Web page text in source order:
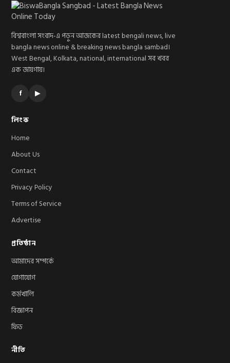
বিশ্ববাংলা সংবাদ-এ পড়ুন আজকের latest bengali news, live
bangla news online & breaking news bangla sambad।
West Bengal, Kolkata, national, international সব খবর
এক জায়গায়।
f ▶
লিংক
Home
About Us
Contact
Privacy Policy
Terms of Service
Advertise
প্রতিষ্ঠান
আমাদের সম্পর্কে
যোগাযোগ
কর্মখালি
বিজ্ঞাপন
ফিড
নীতি